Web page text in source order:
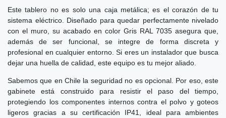
Este tablero no es solo una caja metálica; es el corazón de tu
sistema eléctrico. Diseñado para quedar perfectamente nivelado
con el muro, su acabado en color Gris RAL 7035 asegura que,
además de ser funcional, se integre de forma discreta y
profesional en cualquier entorno. Si eres un instalador que busca
dejar una huella de calidad, este equipo es tu mejor aliado.
Sabemos que en Chile la seguridad no es opcional. Por eso, este
gabinete está construido para resistir el paso del tiempo,
protegiendo los componentes internos contra el polvo y goteos
ligeros gracias a su certificación IP41, ideal para ambientes